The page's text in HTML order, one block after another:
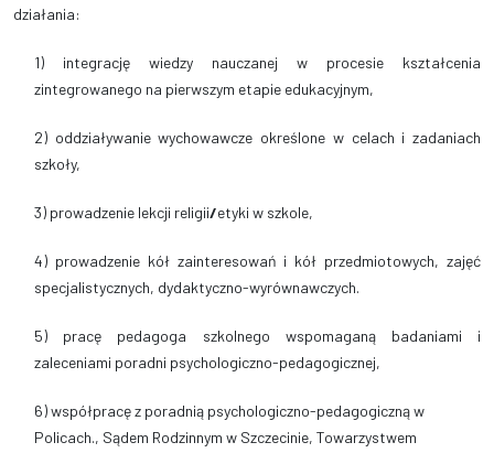
działania:
1) integrację wiedzy nauczanej w procesie kształcenia
zintegrowanego na pierwszym etapie edukacyjnym,
2) oddziaływanie wychowawcze określone w celach i zadaniach
szkoły,
3) prowadzenie lekcji religii/etyki w szkole,
4) prowadzenie kół zainteresowań i kół przedmiotowych, zajęć
specjalistycznych, dydaktyczno-wyrównawczych.
5) pracę pedagoga szkolnego wspomaganą badaniami i
zaleceniami poradni psychologiczno-pedagogicznej,
6) współpracę z poradnią psychologiczno-pedagogiczną w
Policach., Sądem Rodzinnym w Szczecinie, Towarzystwem